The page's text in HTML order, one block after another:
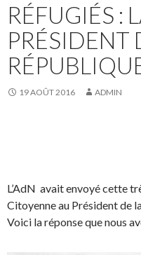
RÉFUGIÉS :
PRÉSIDENT
19 AOÛT 2016 ADMIN
L’AdN avait envoyé cette
Citoyenne au Président de
Voici la réponse que nous